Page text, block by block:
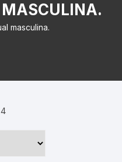
masculina.